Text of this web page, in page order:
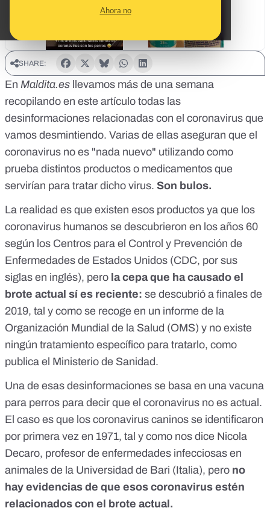
Ahora no
SHARE:
En Maldita.es llevamos más de una semana
recopilando en este artículo todas las
desinformaciones relacionadas con el coronavirus que
vamos desmintiendo. Varias de ellas aseguran que el
coronavirus no es "nada nuevo" utilizando como
prueba distintos productos o medicamentos que
servirían para tratar dicho virus. Son bulos.
La realidad es que existen esos productos ya que los
coronavirus humanos se descubrieron en los años 60
según los Centros para el Control y Prevención de
Enfermedades de Estados Unidos (CDC, por sus
siglas en inglés), pero la cepa que ha causado el
brote actual sí es reciente: se descubrió a finales de
2019, tal y como se recoge en un informe de la
Organización Mundial de la Salud (OMS) y no existe
ningún tratamiento específico para tratarlo, como
publica el Ministerio de Sanidad.
Una de esas desinformaciones se basa en una vacuna
para perros para decir que el coronavirus no es actual.
El caso es que los coronavirus caninos se identificaron
por primera vez en 1971, tal y como nos dice Nicola
Decaro, profesor de enfermedades infecciosas en
animales de la Universidad de Bari (Italia), pero no
hay evidencias de que esos coronavirus estén
relacionados con el brote actual.